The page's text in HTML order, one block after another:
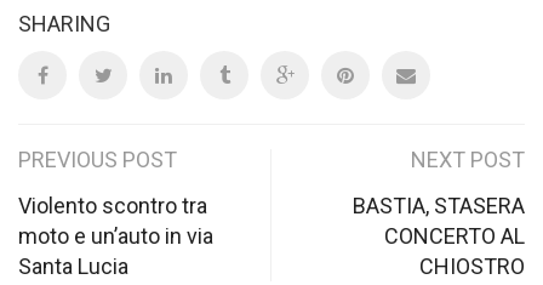
SHARING
Post
navigation
PREVIOUS POST
Violento scontro tra
moto e un’auto in via
Santa Lucia
NEXT POST
BASTIA, STASERA
CONCERTO AL
CHIOSTRO